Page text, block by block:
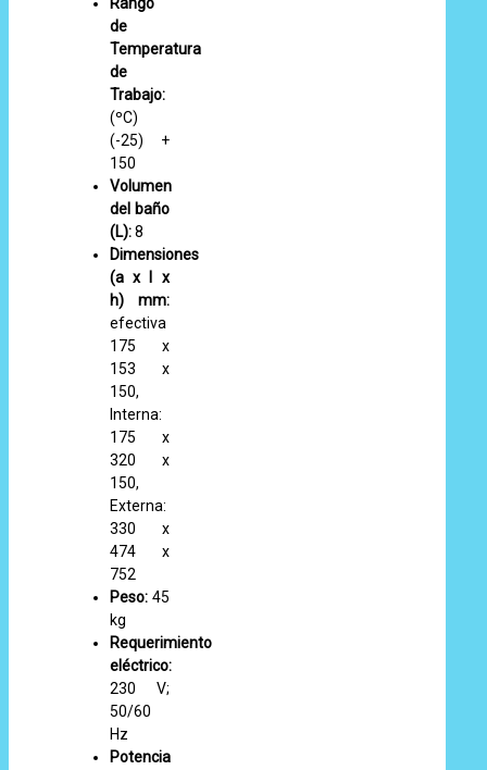
de
Temperatura
de
Trabajo:
(ºC)
(-25) +
150
Volumen
del baño
(L):8
Dimensiones
(a x l x
h) mm:
efectiva
175 x
153 x
150,
Interna:
175 x
320 x
150,
Externa:
330 x
474 x
752
Peso: 45
kg
Requerimiento
eléctrico:
230 V;
50/60
Hz
Potencia